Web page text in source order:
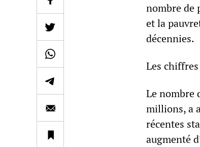
nombre de
et la
décennies.
Les
Le nombre
millions, a
récentes
augmenté